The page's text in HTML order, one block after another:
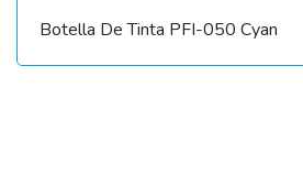
Botella De Tinta PFI-050 Cyan